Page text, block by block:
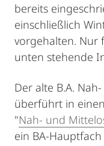
bereits
einschließlich
vorgehalten. Nur
unten stehende
Der alte B.A.
überführt in
"Nah- und
ein BA-Hauptfach